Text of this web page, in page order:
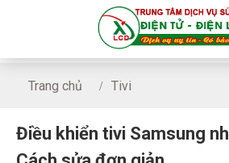
Trang chủ
Tivi
Điều khiển tivi Samsung